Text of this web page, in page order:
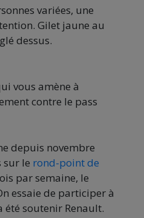
variées, une
Gilet jaune au
dessus.
vous amène à
contre le pass
depuis novembre
sur le rond-point de
par semaine, le
essaie de participer à
été soutenir Renault.